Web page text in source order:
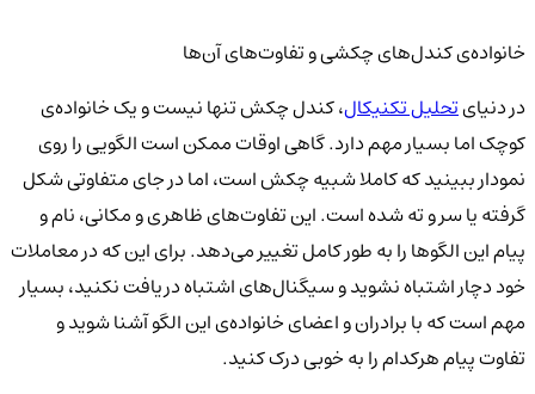
خانواده‌ی کندل‌های چکشی و تفاوت‌های آن‌ها
در دنیایتحلیل تکنیکال، کندل چکش تنها نیست و یک خانواده‌ی
کوچک اما بسیار مهم دارد. گاهی اوقات ممکن است الگویی را روی
نمودار ببینید که کاملا شبیه چکش است، اما در جای متفاوتی شکل
گرفته یا سر و ته شده است. این تفاوت‌های ظاهری و مکانی، نام و
پیام این الگوها را به طور کامل تغییر می‌دهد. برای این که در معاملات
خود دچار اشتباه نشوید و سیگنال‌های اشتباه دریافت نکنید، بسیار
مهم است که با برادران و اعضای خانواده‌ی این الگو آشنا شوید و
تفاوت پیام هرکدام را به خوبی درک کنید.